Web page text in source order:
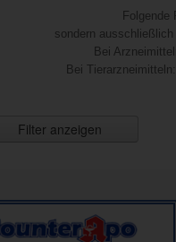
sondern
Bei
Bei
Filter anzeigen